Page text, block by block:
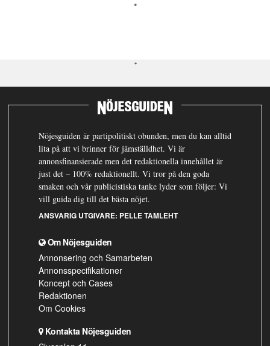
Nöjesguiden är partipolitiskt obunden, men du kan alltid
lita på att vi brinner för jämställdhet. Vi är
annonsfinansierade men det redaktionella innehållet är
just det – 100% redaktionellt. Vi tror på den goda
smaken och vår publicistiska tanke lyder som följer: Vi
vill guida dig till det bästa nöjet.
ANSVARIG UTGIVARE: PELLE TAMLEHT
Om Nöjesguiden
Annonsering och Samarbeten
Annonsspecifikationer
Koncept och Cases
Redaktionen
Om Cookies
Kontakta Nöjesguiden